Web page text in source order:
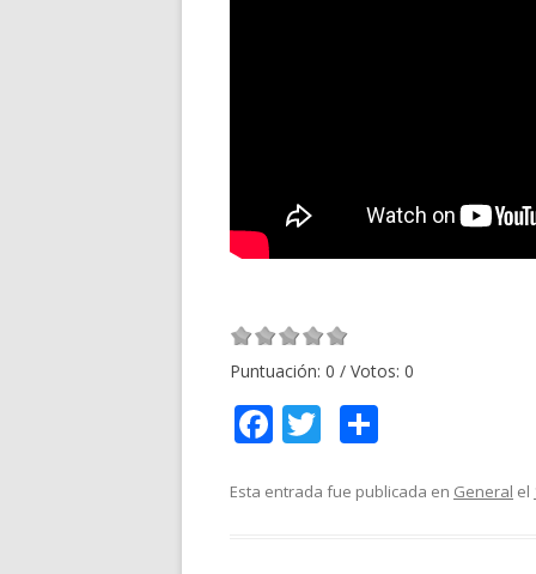
Puntuación: 0 / Votos: 0
F
e
T
itt m
Esta entrada fue publicada en General el